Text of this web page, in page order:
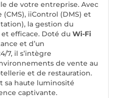
de votre entreprise. Avec
(CMS), iiControl (DMS) et
la gestion du
efficace. Doté du Wi-Fi
et d’un
7, il s’intègre
de vente au
et de restauration.
sa haute luminosité
captivante.